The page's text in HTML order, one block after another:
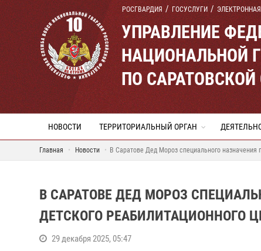
РОСГВАРДИЯ ГОСУСЛУГИ
УПРАВЛЕНИЕ
НАЦИОНАЛЬНОЙ
ПО
НОВОСТИ ТЕРРИТОРИАЛЬНЫЙ ОРГАН
Главная Новости В Саратове Дед Мороз специального назначения
В САРАТОВЕ ДЕД МОРОЗ
ДЕТСКОГО РЕАБИЛИТАЦИОННОГО
29 декабря 2025, 05:47